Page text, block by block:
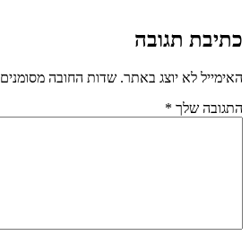
כתיבת תגובה
האימייל לא יוצג באתר. שדות החובה מסומנים
התגובה שלך *